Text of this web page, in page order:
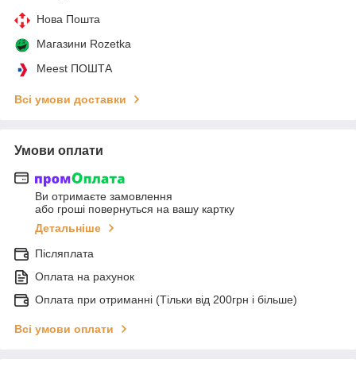
Нова Пошта
Магазини Rozetka
Meest ПОШТА
Всі умови доставки
Умови оплати
Ви отримаєте замовлення
або гроші повернуться на вашу картку
Детальніше
Післяплата
Оплата на рахунок
Оплата при отриманні (Тільки від 200грн і більше)
Всі умови оплати